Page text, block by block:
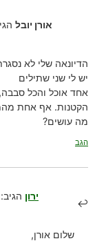
אורן יובל
הדיונאה שלי לא
יש לי שני שתילים
אחד אוכל והכל
הקטנות. אף אחת
מה עושים?
הגב
ירון הגיב:
שלום אורן,